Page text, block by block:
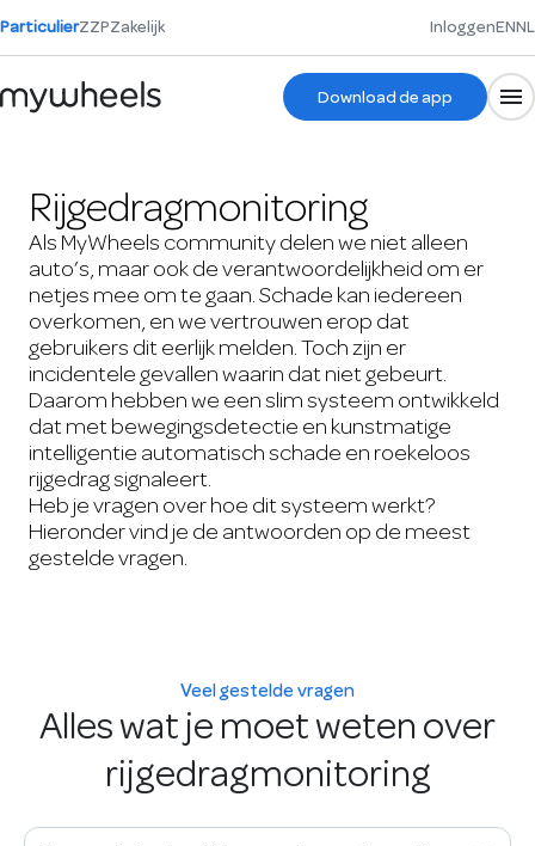
ParticulierZZPZakelijk InloggenENNL
Download de app
Rijgedragmonitoring
Als MyWheels community delen we niet alleen
auto’s, maar ook de verantwoordelijkheid om er
netjes mee om te gaan. Schade kan iedereen
overkomen, en we vertrouwen erop dat
gebruikers dit eerlijk melden. Toch zijn er
incidentele gevallen waarin dat niet gebeurt.
Daarom hebben we een slim systeem ontwikkeld
dat met bewegingsdetectie en kunstmatige
intelligentie automatisch schade en roekeloos
rijgedrag signaleert.
Heb je vragen over hoe dit systeem werkt?
Hieronder vind je de antwoorden op de meest
gestelde vragen.
Veel gestelde vragen
Alles wat je moet weten over
rijgedragmonitoring